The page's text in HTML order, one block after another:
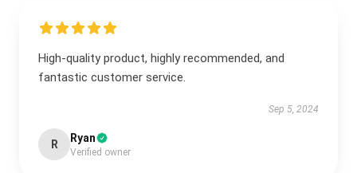
High-quality product, highly recommended, and
fantastic customer service.
Sep 5, 2024
R Ryan
Verified owner